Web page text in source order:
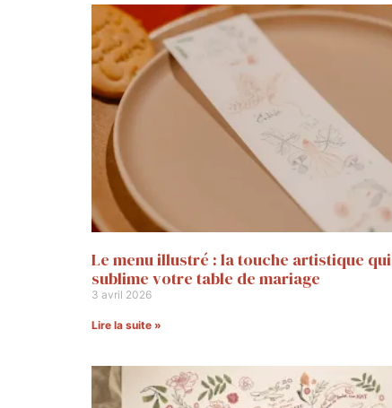
Le menu illustré : la touche artistique qui
sublime votre table de mariage
3 avril 2026
Lire la suite »